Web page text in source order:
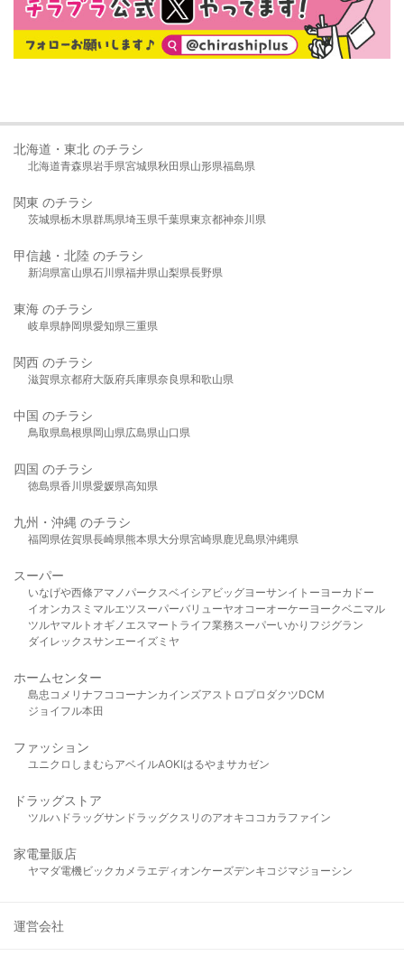
北海道・東北 のチラシ
北海道青森県岩手県宮城県秋田県山形県福島県
関東 のチラシ
茨城県栃木県群馬県埼玉県千葉県東京都神奈川県
甲信越・北陸 のチラシ
新潟県富山県石川県福井県山梨県長野県
東海 のチラシ
岐阜県静岡県愛知県三重県
関西 のチラシ
滋賀県京都府大阪府兵庫県奈良県和歌山県
中国 のチラシ
鳥取県島根県岡山県広島県山口県
四国 のチラシ
徳島県香川県愛媛県高知県
九州・沖縄 のチラシ
福岡県佐賀県長崎県熊本県大分県宮崎県鹿児島県沖縄県
スーパー
いなげや西條アマノパークスベイシア ビッグヨーサンイトーヨーカドー
イオンカスミ マルエツスーパーバリューヤオコーオーケー ヨークベニマル
ツルヤマルト オギノ エスマート ライフ業務スーパーいかり フジグラン
ダイレックスサンエーイズミヤ
ホームセンター
島忠 コメリ ナフコ コーナンカインズアストロプロダクツDCM
ジョイフル本田
ファッション
ユニクロ しまむら アベイルAOKIはるやま サカゼン
ドラッグストア
ツルハドラッグサンドラッグクスリのアオキ ココカラファイン
家電量販店
ヤマダ電機ビックカメラ エディオンケーズデンキ コジマジョーシン
運営会社